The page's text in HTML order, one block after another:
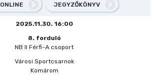
ONLINE JEGYZŐKÖNYV
2025.11.30. 16:00
8. forduló
NB II Férfi-A csoport
Városi Sportcsarnok
Komárom